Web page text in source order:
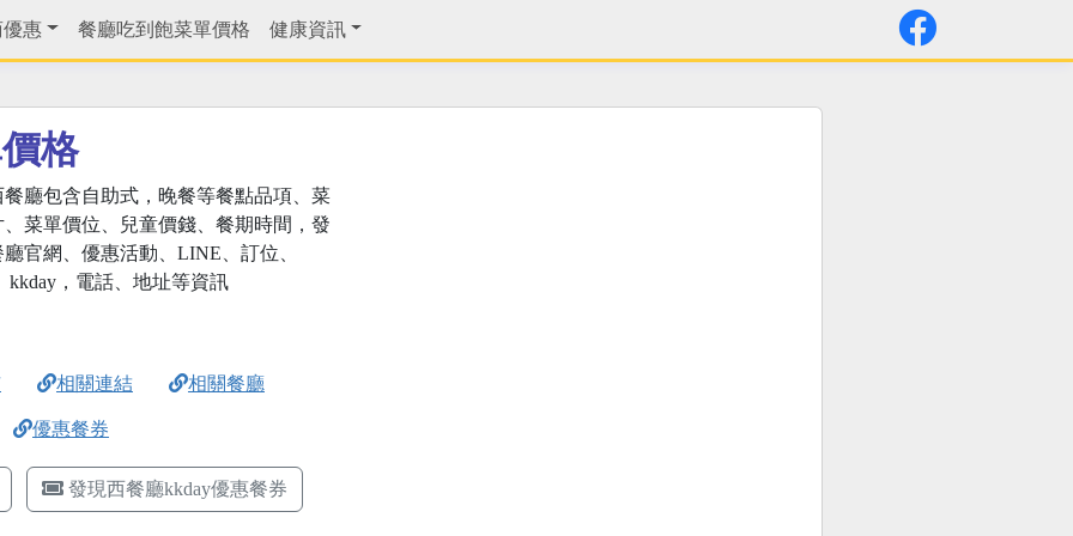
惠 餐廳吃到飽菜單價格 健康資訊
格
餐廳包含自助式，晚餐等餐點品項、菜
、菜單價位、兒童價錢、餐期時間，發
官網、優惠活動、LINE、訂位、
kkday，電話、地址等資訊
相關連結 相關餐廳
優惠餐券
發現西餐廳kkday優惠餐券